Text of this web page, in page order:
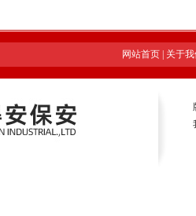
网站首页| 关于我